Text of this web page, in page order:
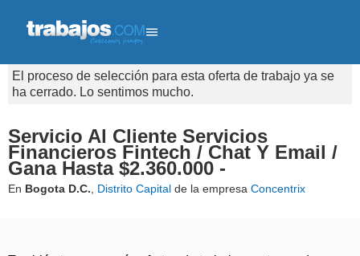
El proceso de selección para esta oferta de trabajo ya se
ha cerrado. Lo sentimos mucho.
Servicio Al Cliente Servicios
Financieros Fintech / Chat Y Email /
Gana Hasta $2.360.000 -
En Bogota D.C. Distrito Capital de la empresa Concentrix